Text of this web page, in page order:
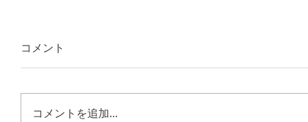
コメント
コメントを追加…